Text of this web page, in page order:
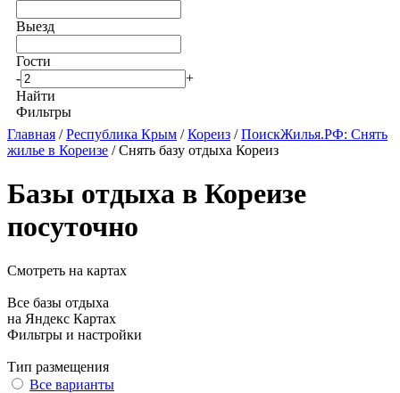
Выезд
Гости
-
+
Найти
Фильтры
Главная /Республика Крым /Кореиз /ПоискЖилья.РФ: Снять
жилье в Кореизе / Снять базу отдыха Кореиз
Базы отдыха в Кореизе
посуточно
Смотреть на картах
Все базы отдыха
на Яндекс Картах
Фильтры и настройки
Тип размещения
Все варианты